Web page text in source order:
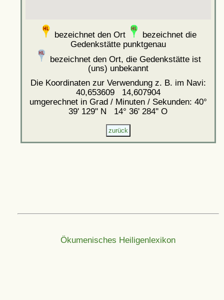
bezeichnet den Ort
bezeichnet die
Gedenkstätte punktgenau
bezeichnet den Ort, die Gedenkstätte ist
(uns) unbekannt
Die Koordinaten zur Verwendung z. B. im Navi:
40,653609 14,607904
umgerechnet in Grad / Minuten / Sekunden: 40°
39' 129'' N 14° 36' 284'' O
Ökumenisches Heiligenlexikon